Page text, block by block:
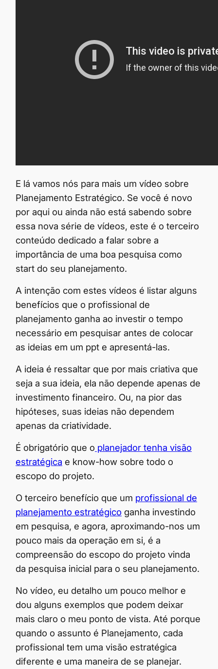
E lá vamos nós para mais um vídeo sobre
Planejamento Estratégico. Se você é novo
por aqui ou ainda não está sabendo sobre
essa nova série de vídeos, este é o terceiro
conteúdo dedicado a falar sobre a
importância de uma boa pesquisa como
start do seu planejamento.
A intenção com estes vídeos é listar alguns
benefícios que o profissional de
planejamento ganha ao investir o tempo
necessário em pesquisar antes de colocar
as ideias em um ppt e apresentá-las.
A ideia é ressaltar que por mais criativa que
seja a sua ideia, ela não depende apenas de
investimento financeiro. Ou, na pior das
hipóteses, suas ideias não dependem
apenas da criatividade.
É obrigatório que o planejador tenha visão
estratégica e know-how sobre todo o
escopo do projeto.
O terceiro benefício que um profissional de
planejamento estratégico ganha investindo
em pesquisa, e agora, aproximando-nos um
pouco mais da operação em si, é a
compreensão do escopo do projeto vinda
da pesquisa inicial para o seu planejamento.
No vídeo, eu detalho um pouco melhor e
dou alguns exemplos que podem deixar
mais claro o meu ponto de vista. Até porque
quando o assunto é Planejamento, cada
profissional tem uma visão estratégica
diferente e uma maneira de se planejar.